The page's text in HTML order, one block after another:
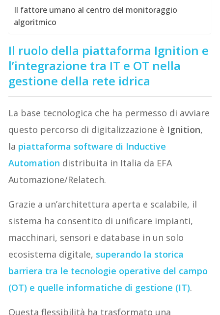
Il fattore umano al centro del monitoraggio
algoritmico
Il ruolo della piattaforma Ignition e
l’integrazione tra IT e OT nella
gestione della rete idrica
La base tecnologica che ha permesso di avviare
questo percorso di digitalizzazione è Ignition,
la piattaforma software di Inductive
Automation distribuita in Italia da EFA
Automazione/Relatech.
Grazie a un’architettura aperta e scalabile, il
sistema ha consentito di unificare impianti,
macchinari, sensori e database in un solo
ecosistema digitale, superando la storica
barriera tra le tecnologie operative del campo
(OT) e quelle informatiche di gestione (IT).
Questa flessibilità ha trasformato una